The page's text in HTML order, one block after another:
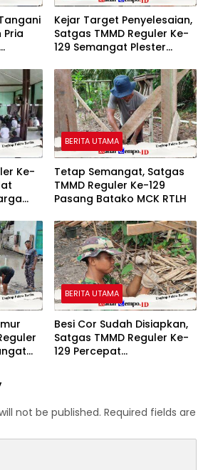
Pria
Kejar Target Penyelesaian,
Satgas TMMD Reguler Ke-
129 Semangat Plester
Ke-
BERITA UTAMA
Tetap Semangat, Satgas
TMMD Reguler Ke-129
Pasang Batako MCK RTLH
BERITA UTAMA
Besi Cor Sudah Disiapkan,
Satgas TMMD Reguler Ke-
129 Percepat
not be published. Required fields are